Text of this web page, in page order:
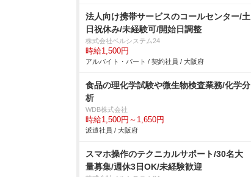
法人向け携帯サービスのコールセンター/土
日祝休み/未経験可/開始日調整
株式会社ベルシステム24
時給1,500円
アルバイト・パート / 契約社員 / 大阪府
食品の理化学試験や微生物検査業務/化学分
析
WDB株式会社
時給1,500円～1,650円
派遣社員 / 大阪府
スマホ操作のテクニカルサポート/30名大
量募集/週休3日OK/未経験歓迎